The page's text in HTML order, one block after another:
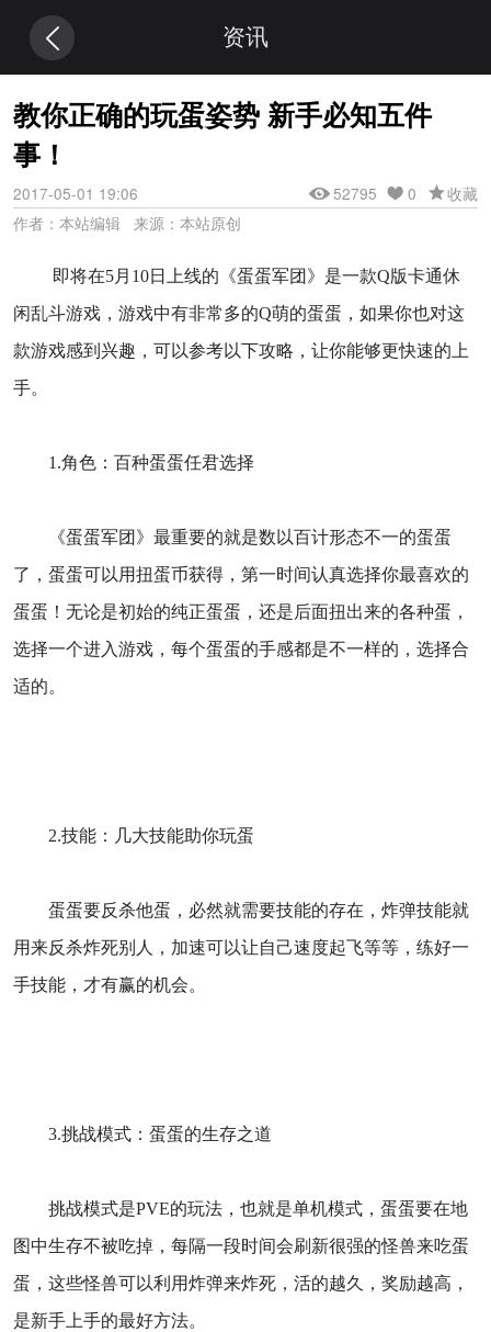
资讯
教你正确的玩蛋姿势 新手必知五件
事！
2017-05-01 19:06 收藏
0
52795
作者：本站编辑 来源：本站原创
即将在5月10日上线的《蛋蛋军团》是一款Q版卡通休
闲乱斗游戏，游戏中有非常多的Q萌的蛋蛋，如果你也对这
款游戏感到兴趣，可以参考以下攻略，让你能够更快速的上
手。
1.角色：百种蛋蛋任君选择
《蛋蛋军团》最重要的就是数以百计形态不一的蛋蛋
了，蛋蛋可以用扭蛋币获得，第一时间认真选择你最喜欢的
蛋蛋！无论是初始的纯正蛋蛋，还是后面扭出来的各种蛋，
选择一个进入游戏，每个蛋蛋的手感都是不一样的，选择合
适的。
2.技能：几大技能助你玩蛋
蛋蛋要反杀他蛋，必然就需要技能的存在，炸弹技能就
用来反杀炸死别人，加速可以让自己速度起飞等等，练好一
手技能，才有赢的机会。
3.挑战模式：蛋蛋的生存之道
挑战模式是PVE的玩法，也就是单机模式，蛋蛋要在地
图中生存不被吃掉，每隔一段时间会刷新很强的怪兽来吃蛋
蛋，这些怪兽可以利用炸弹来炸死，活的越久，奖励越高，
是新手上手的最好方法。